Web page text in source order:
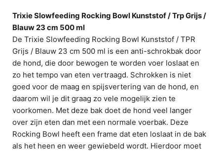
Trixie Slowfeeding Rocking Bowl Kunststof / Trp Grijs /
Blauw 23 cm 500 ml
De Trixie Slowfeeding Rocking Bowl Kunststof / TPR
Grijs / Blauw 23 cm 500 ml is een anti-schrokbak door
de hond, die door bewogen te worden voer loslaat en
zo het tempo van eten vertraagd. Schrokken is niet
goed voor de maag en spijsvertering van de hond, en
daarom wil je dit graag zo vele mogelijk zien te
voorkomen. Met deze bak doet de hond veel langer
over zijn eten dan met een normale voerbak. Deze
Rocking Bowl heeft een frame dat eten loslaat in de bak
als het heen en weer gewiebeld wordt. Hierdoor moet